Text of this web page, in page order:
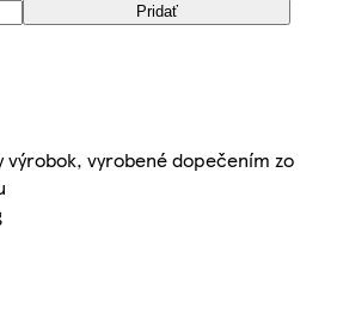
Pridať
výrobok, vyrobené dopečením zo